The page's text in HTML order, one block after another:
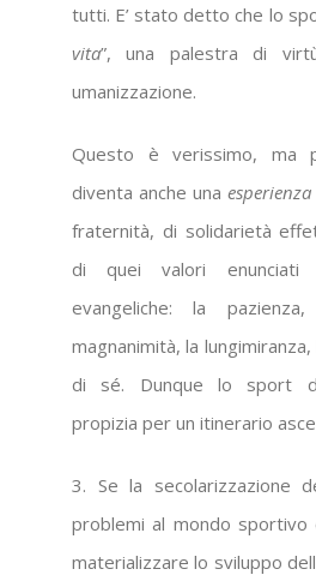
tutti. E’ stato detto che lo
vita”, una palestra di
umanizzazione.
Questo è verissimo,
diventa anche unaesperienza
fraternità, di solidarietà
di quei valori enunciati
evangeliche: la
magnanimità, la
di sé. Dunque lo sport
propizia per un itinerario
3. Se la secolarizzazione
problemi al mondo
materializzare lo sviluppo